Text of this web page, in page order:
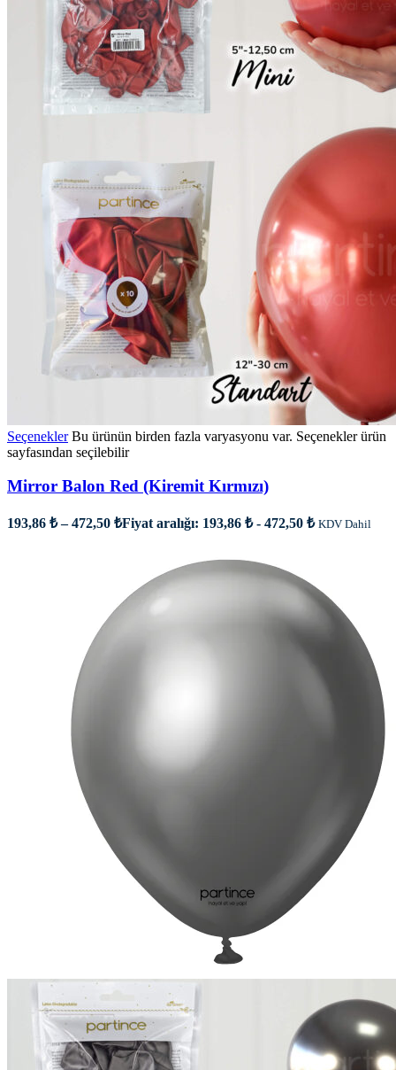
SeçeneklerBu ürünün birden fazla varyasyonu var. Seçenekler ürün
sayfasından seçilebilir
Mirror Balon Red (Kiremit Kırmızı)
193,86 ₺ –472,50 ₺Fiyat aralığı: 193,86 ₺ - 472,50 ₺ KDV Dahil